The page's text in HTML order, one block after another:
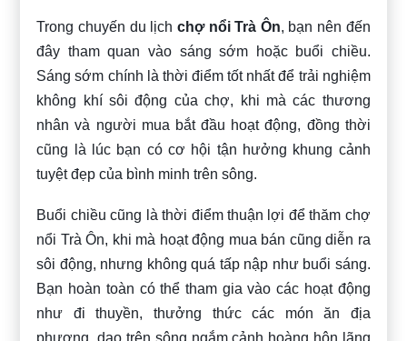
Trong chuyến du lịch chợ nổi Trà Ôn, bạn nên đến
đây tham quan vào sáng sớm hoặc buổi chiều.
Sáng sớm chính là thời điểm tốt nhất để trải nghiệm
không khí sôi động của chợ, khi mà các thương
nhân và người mua bắt đầu hoạt động, đồng thời
cũng là lúc bạn có cơ hội tận hưởng khung cảnh
tuyệt đẹp của bình minh trên sông.
Buổi chiều cũng là thời điểm thuận lợi để thăm chợ
nổi Trà Ôn, khi mà hoạt động mua bán cũng diễn ra
sôi động, nhưng không quá tấp nập như buổi sáng.
Bạn hoàn toàn có thể tham gia vào các hoạt động
như đi thuyền, thưởng thức các món ăn địa